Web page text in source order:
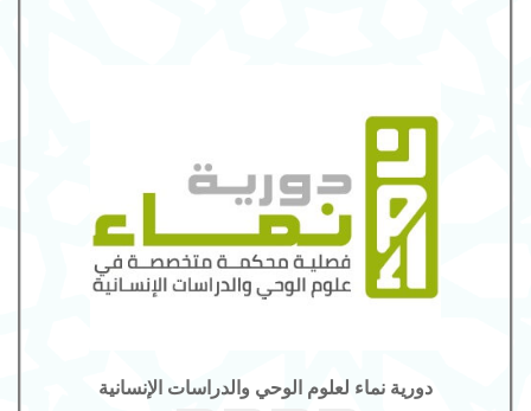
دورية نماء لعلوم الوحي والدراسات الإنسانية